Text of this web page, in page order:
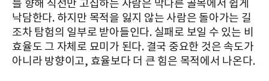
를 향해 직선만 고집하는 사람은 막다른 골목에서 쉽게
낙담한다. 하지만 목적을 잃지 않는 사람은 돌아가는 길
조차 탐험의 일부로 받아들인다. 실패로 보일 수 있는 비
효율도 그 자체로 묘미가 된다. 결국 중요한 것은 속도가
아니라 방향이고, 효율보다 더 큰 힘은 목적에서 나온다.